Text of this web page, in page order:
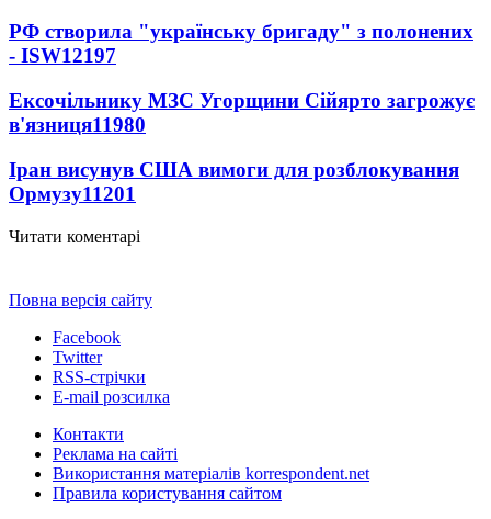
РФ створила "українську бригаду" з полонених
- ISW12197
Ексочільнику МЗС Угорщини Сійярто загрожує
в'язниця11980
Іран висунув США вимоги для розблокування
Ормузу11201
Читати коментарі
Повна версія сайту
Facebook
Twitter
RSS-стрічки
E-mail розсилка
Контакти
Реклама на сайті
Використання матеріалів korrespondent.net
Правила користування сайтом